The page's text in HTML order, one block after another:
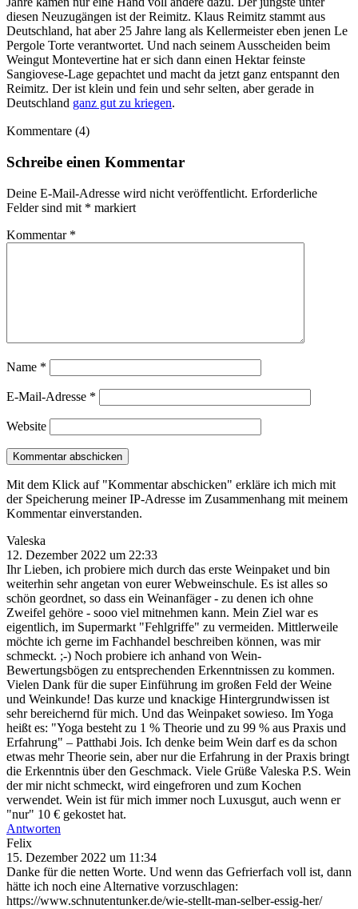
diesen Neuzugängen ist der Reimitz. Klaus Reimitz stammt aus
Deutschland, hat aber 25 Jahre lang als Kellermeister eben jenen Le
Pergole Torte verantwortet. Und nach seinem Ausscheiden beim
Weingut Montevertine hat er sich dann einen Hektar feinste
Sangiovese-Lage gepachtet und macht da jetzt ganz entspannt den
Reimitz. Der ist klein und fein und sehr selten, aber gerade in
Deutschland ganz gut zu kriegen.
Kommentare (4)
Schreibe einen Kommentar
Deine E-Mail-Adresse wird nicht veröffentlicht. Erforderliche
Felder sind mit * markiert
Kommentar *
Name *
E-Mail-Adresse *
Website
Mit dem Klick auf "Kommentar abschicken" erkläre ich mich mit
der Speicherung meiner IP-Adresse im Zusammenhang mit meinem
Kommentar einverstanden.
Valeska
12. Dezember 2022 um 22:33
Ihr Lieben, ich probiere mich durch das erste Weinpaket und bin
weiterhin sehr angetan von eurer Webweinschule. Es ist alles so
schön geordnet, so dass ein Weinanfäger - zu denen ich ohne
Zweifel gehöre - sooo viel mitnehmen kann. Mein Ziel war es
eigentlich, im Supermarkt "Fehlgriffe" zu vermeiden. Mittlerweile
möchte ich gerne im Fachhandel beschreiben können, was mir
schmeckt. ;-) Noch probiere ich anhand von Wein-
Bewertungsbögen zu entsprechenden Erkenntnissen zu kommen.
Vielen Dank für die super Einführung im großen Feld der Weine
und Weinkunde! Das kurze und knackige Hintergrundwissen ist
sehr bereichernd für mich. Und das Weinpaket sowieso. Im Yoga
heißt es: "Yoga besteht zu 1 % Theorie und zu 99 % aus Praxis und
Erfahrung" – Patthabi Jois. Ich denke beim Wein darf es da schon
etwas mehr Theorie sein, aber nur die Erfahrung in der Praxis bringt
die Erkenntnis über den Geschmack. Viele Grüße Valeska P.S. Wein
der mir nicht schmeckt, wird eingefroren und zum Kochen
verwendet. Wein ist für mich immer noch Luxusgut, auch wenn er
"nur" 10 € gekostet hat.
Antworten
Felix
15. Dezember 2022 um 11:34
Danke für die netten Worte. Und wenn das Gefrierfach voll ist, dann
hätte ich noch eine Alternative vorzuschlagen:
https://www.schnutentunker.de/wie-stellt-man-selber-essig-her/